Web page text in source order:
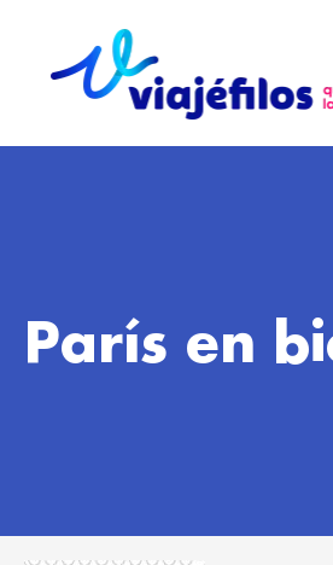
contenido
París en